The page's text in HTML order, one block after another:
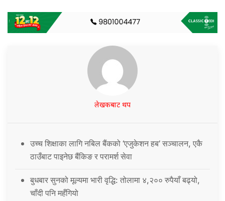
लेखकबाट थप
उच्च शिक्षाका लागि नबिल बैंकको ‘एजुकेशन हब’ सञ्चालन, एकै
ठाउँबाट पाइनेछ बैंकिङ र परामर्श सेवा
बुधबार सुनको मूल्यमा भारी वृद्धि: तोलामा ४,२०० रुपैयाँ बढ्यो,
चाँदी पनि महँगियो